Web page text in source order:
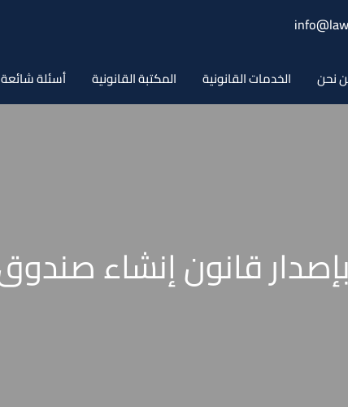
نحن الخدمات القانونية المكتبة القانونية أسئلة شائعة